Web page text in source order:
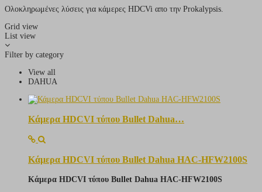
Ολοκληρωμένες λύσεις για κάμερες HDCVi απο την Prokalypsis.
Grid view
List view
Filter by category
View all
DAHUA
Κάμερα HDCVI τύπου Bullet Dahua…
Κάμερα HDCVI τύπου Bullet Dahua HAC-HFW2100S
Κάμερα HDCVI τύπου Bullet Dahua HAC-HFW2100S